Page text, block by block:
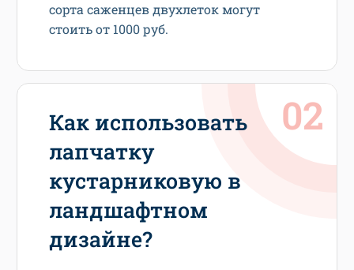
сорта саженцев двухлеток могут
стоить от 1000 руб.
Как использовать
лапчатку
кустарниковую в
ландшафтном
дизайне?